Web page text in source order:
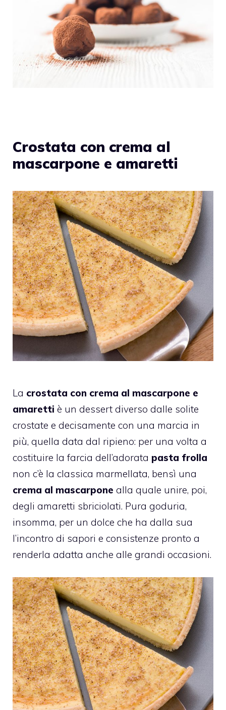
Crostata con crema al
mascarpone e amaretti
La crostata con crema al mascarpone e
amaretti è un dessert diverso dalle solite
crostate e decisamente con una marcia in
più, quella data dal ripieno: per una volta a
costituire la farcia dell’adorata pasta frolla
non c’è la classica marmellata, bensì una
crema al mascarpone alla quale unire, poi,
degli amaretti sbriciolati. Pura goduria,
insomma, per un dolce che ha dalla sua
l’incontro di sapori e consistenze pronto a
renderla adatta anche alle grandi occasioni.